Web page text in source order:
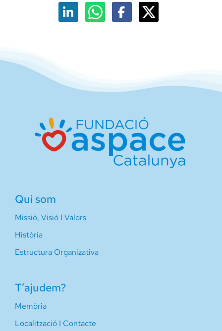
Qui som
Missió, Visió I Valors
Història
Estructura Organizativa
T’ajudem?
Memòria
Localització I Contacte